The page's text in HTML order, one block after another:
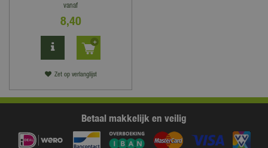
vanaf
8,40
Zet op verlanglijst
Betaal makkelijk en veilig